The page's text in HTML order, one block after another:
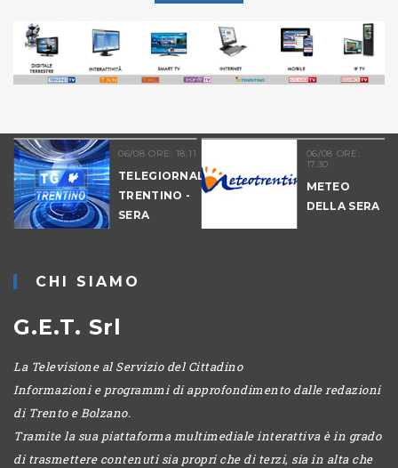
06/08 ORE: 18.11
TELEGIORNALE
TRENTINO -
SERA
06/08 ORE:
17.30
METEO
DELLA SERA
CHI SIAMO
G.E.T. Srl
La Televisione al Servizio del Cittadino
Informazioni e programmi di approfondimento dalle redazioni
di Trento e Bolzano.
Tramite la sua piattaforma multimediale interattiva è in grado
di trasmettere contenuti sia propri che di terzi, sia in alta che